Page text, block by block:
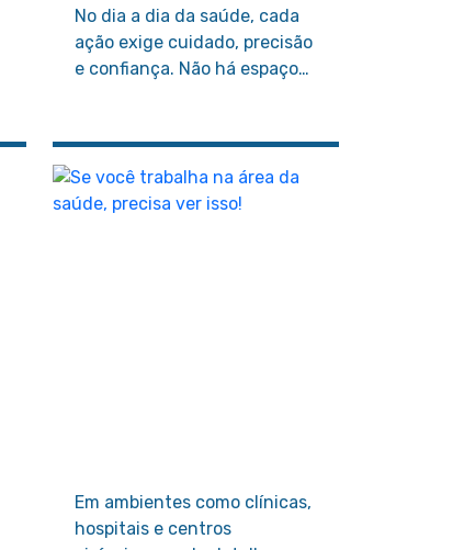
No dia a dia da saúde, cada
ação exige cuidado, precisão
e confiança. Não há espaço
Em ambientes como clínicas,
hospitais e centros